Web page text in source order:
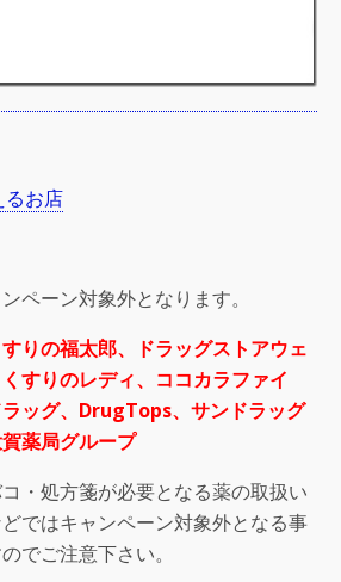
るお店
ペーン対象外となります。
りの福太郎、ドラッグストアウェ
すりのレディ、ココカラファイ
ッグ、DrugTops、サンドラッグ
薬局グループ
・処方箋が必要となる薬の取扱い
ではキャンペーン対象外となる事
でご注意下さい。